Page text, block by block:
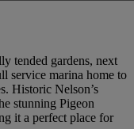
tended gardens, next
service marina home to
Historic Nelson’s
stunning Pigeon
it a perfect place for